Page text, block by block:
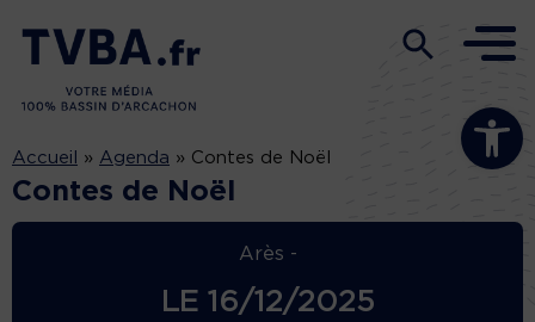
Ouvrir la
Accueil » Agenda » Contes de Noël
Contes de Noël
Arès -
LE 16/12/2025